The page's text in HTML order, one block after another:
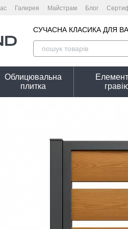
Галерея Майстрам Блог
— розрахунок необхідної кількості цегли
СУЧАСНА КЛАСИКА ДЛЯ
Облицювальна
плитка